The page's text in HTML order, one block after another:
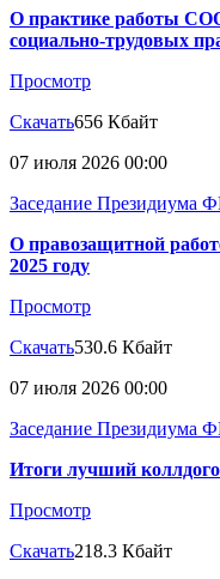
О практике работы
социально-трудовых
Просмотр
Скачать656 Кбайт
07 июля 2026 00:00
Заседание Президиума
О правозащитной
2025 году
Просмотр
Скачать530.6 Кбайт
07 июля 2026 00:00
Заседание Президиума
Итоги лучший
Просмотр
Скачать218.3 Кбайт